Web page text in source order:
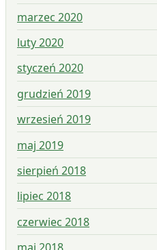
marzec 2020
luty 2020
styczeń 2020
grudzień 2019
wrzesień 2019
maj 2019
sierpień 2018
lipiec 2018
czerwiec 2018